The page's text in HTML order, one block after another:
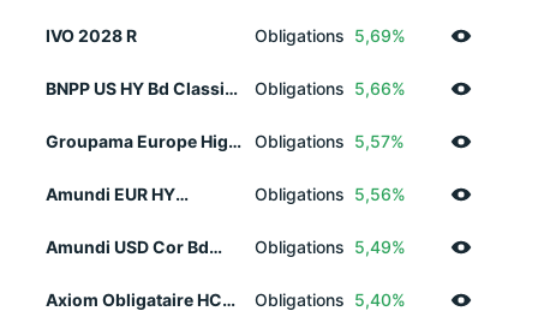
IVO 2028 R Obligations 5,69%
BNPP US HY Bd Classic
Obligations 5,66%
Groupama Europe High
Obligations 5,57%
Amundi EUR HY
Dist
Obligations 5,56%
Amundi USD Cor Bd
Obligations 5,49%
Axiom Obligataire HC
Obligations 5,40%